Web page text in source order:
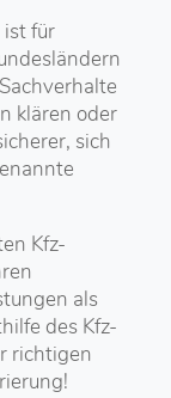
ist für
klären oder
sich
Kfz-
als
des Kfz-
richtigen